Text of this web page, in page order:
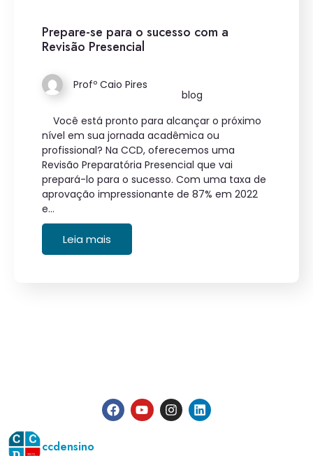
Prepare-se para o sucesso com a
Revisão Presencial
Profº Caio Pires
blog
Você está pronto para alcançar o próximo
nível em sua jornada acadêmica ou
profissional? Na CCD, oferecemos uma
Revisão Preparatória Presencial que vai
prepará-lo para o sucesso. Com uma taxa de
aprovação impressionante de 87% em 2022
e…
Leia mais
ccdensino